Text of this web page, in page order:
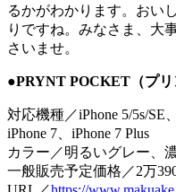
るかがわかります。おい
りですね。みなさま、大
さいませ。
●PRYNT POCKET（プリ
対応機種／iPhone 5/5s/SE
iPhone 7、iPhone 7 Plus
カラー／明るいグレー、
一般販売予定価格／2万